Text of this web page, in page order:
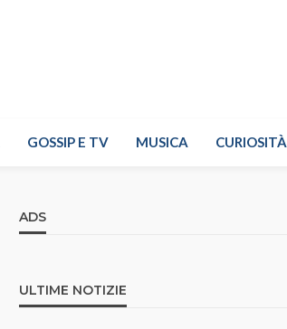
GOSSIP E TV MUSICA CURIOSITÀ
ADS
ULTIME NOTIZIE